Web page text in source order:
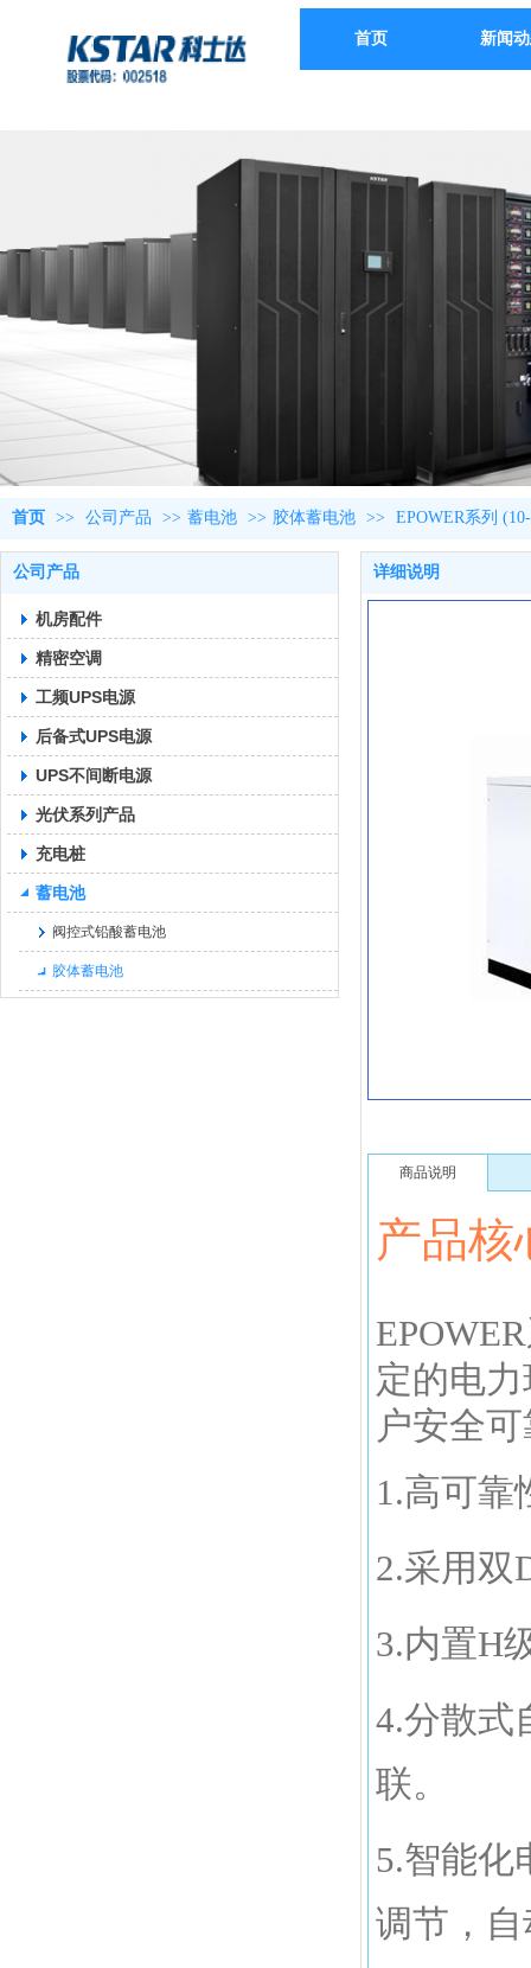
首页 新闻
首页 >> 公司产品 >> 蓄电池 >> 胶体蓄电池 >> EPOWER系列
公司产品
机房配件
精密空调
工频UPS电源
后备式UPS电源
UPS不间断电源
光伏系列产品
充电桩
蓄电池
阀控式铅酸蓄电池
胶体蓄电池
详细说明
商品说明
产品核
定的电
户安全
1.高可靠
2.采用双
3.内置H
4.分散式
联。
5.智能化
调节，